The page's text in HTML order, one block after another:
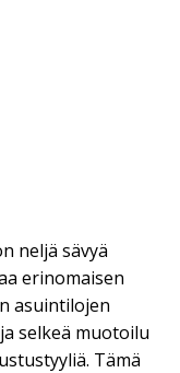
neljä sävyä
erinomaisen
asuintilojen
selkeä muotoilu
Tämä